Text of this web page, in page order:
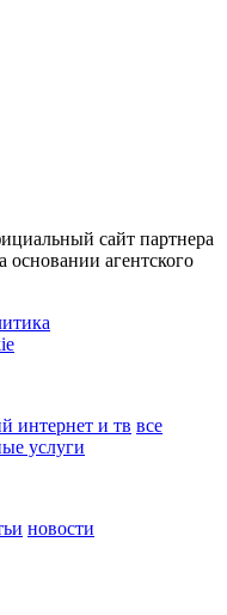
сайт партнера
агентского
интернет и тв все
услуги
новости